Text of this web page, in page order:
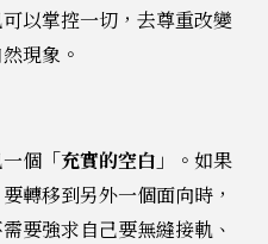
可以掌控一切，去尊重改變
現象。
個 「充實的空白」
。如果
轉移到另外一個面向時，
要強求自己要無縫接軌、